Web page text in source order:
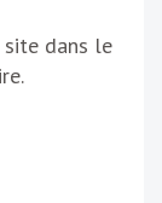
site dans le